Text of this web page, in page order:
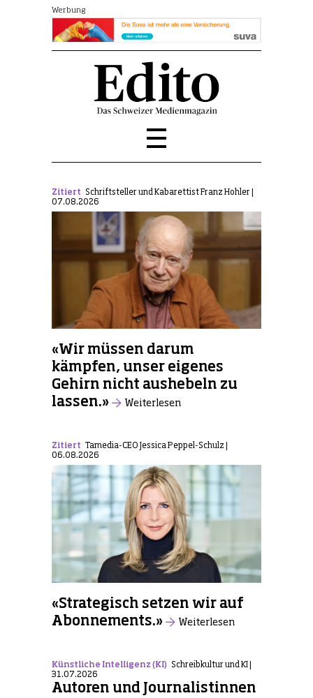
Werbung
Zitiert
Schriftsteller und Kabarettist Franz Hohler |
07.08.2026
«Wir müssen darum
kämpfen, unser eigenes
Gehirn nicht aushebeln zu
lassen.»
Weiterlesen
Zitiert
Tamedia-CEO Jessica Peppel-Schulz |
06.08.2026
«Strategisch setzen wir auf
Abonnements.»
Weiterlesen
Künstliche Intelligenz (KI) Schreibkultur und KI |
31.07.2026
Autoren und Journalistinnen